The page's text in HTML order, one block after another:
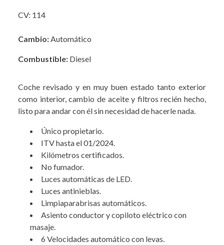
CV: 114
Cambio: Automático
Combustible: Diesel
Coche revisado y en muy buen estado tanto exterior
como interior, cambio de aceite y filtros recién hecho,
listo para andar con él sin necesidad de hacerle nada.
Único propietario.
ITV hasta el 01/2024.
Kilómetros certificados.
No fumador.
Luces automáticas de LED.
Luces antinieblas.
Limpiaparabrisas automáticos.
Asiento conductor y copiloto eléctrico con
masaje.
6 Velocidades automático con levas.